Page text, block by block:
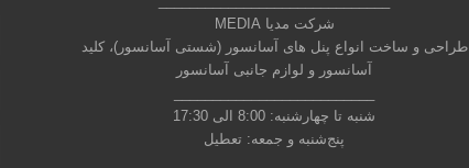
شرکت مدیا MEDIA
طراحی و ساخت انواع پنل های آسانسور (شستی آسانسور)، کلید
آسانسور و لوازم جانبی آسانسور
شنبه تا چهارشنبه: 8:00 الی 17:30
پنج‌شنبه و جمعه: تعطیل